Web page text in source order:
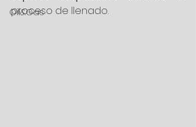
Oil&Gas
proceso de llenado.